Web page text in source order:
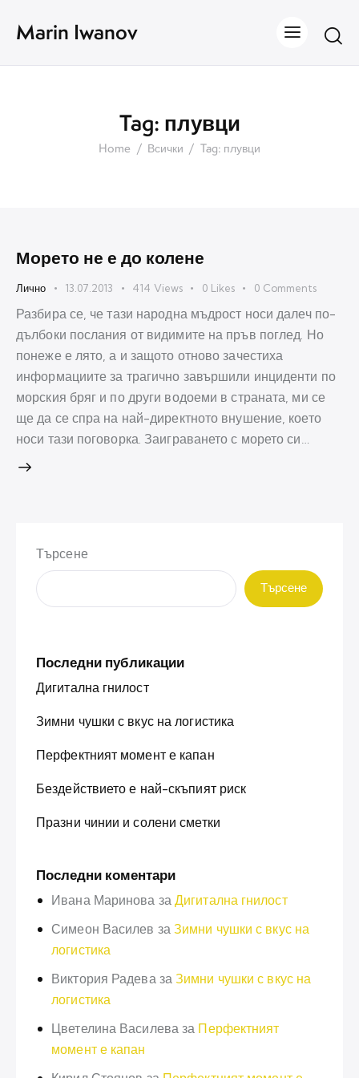
Marin Iwanov
Tag: плувци
Home Всички Tag: плувци
Морето не е до колене
Лично 13.07.2013 414 Views 0 Likes 0 Comments
Разбира се, че тази народна мъдрост носи далеч по-
дълбоки послания от видимите на пръв поглед. Но
понеже е лято, а и защото отново зачестиха
информациите за трагично завършили инциденти по
морския бряг и по други водоеми в страната, ми се
ще да се спра на най-директното внушение, което
носи тази поговорка. Заиграването с морето си…
Търсене
Търсене
Последни публикации
Дигитална гнилост
Зимни чушки с вкус на логистика
Перфектният момент е капан
Бездействието е най-скъпият риск
Празни чинии и солени сметки
Последни коментари
Ивана Маринова за Дигитална гнилост
Симеон Василев за Зимни чушки с вкус на
логистика
Виктория РадевазаЗимни чушки с вкус на
логистика
Цветелина Василева за Перфектният
момент е капан